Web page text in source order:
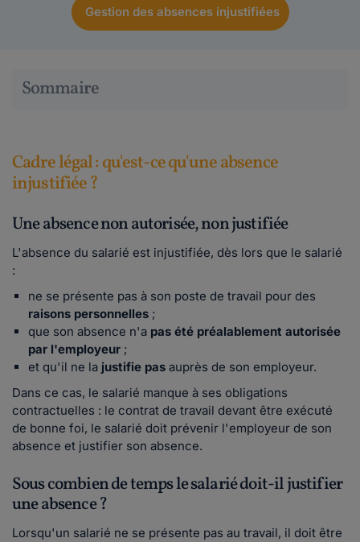
Gestion des absences injustifiées
Sommaire
Cadre légal : qu'est-ce qu'une absence
injustifiée ?
Une absence non autorisée, non justifiée
L'absence du salarié est injustifiée, dès lors que le salarié
:
ne se présente pas à son poste de travail pour des
raisons personnelles ;
que son absence n'a pas été préalablement autorisée
par l'employeur ;
et qu'il ne la justifie pas auprès de son employeur.
Dans ce cas, le salarié manque à ses obligations
contractuelles : le contrat de travail devant être exécuté
de bonne foi, le salarié doit prévenir l'employeur de son
absence et justifier son absence.
Sous combien de temps le salarié doit-il justifier
une absence ?
Lorsqu'un salarié ne se présente pas au travail, il doit être